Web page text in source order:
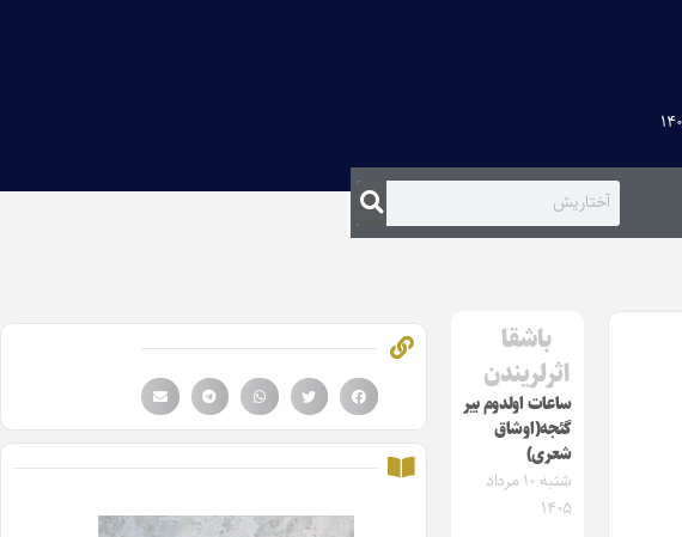
باشقا
اثرلریندن
ساعات اولدوم بیر
گئجه(اوشاق
شعری)
شنبه ۱۰ مرداد
۱۴۰۵